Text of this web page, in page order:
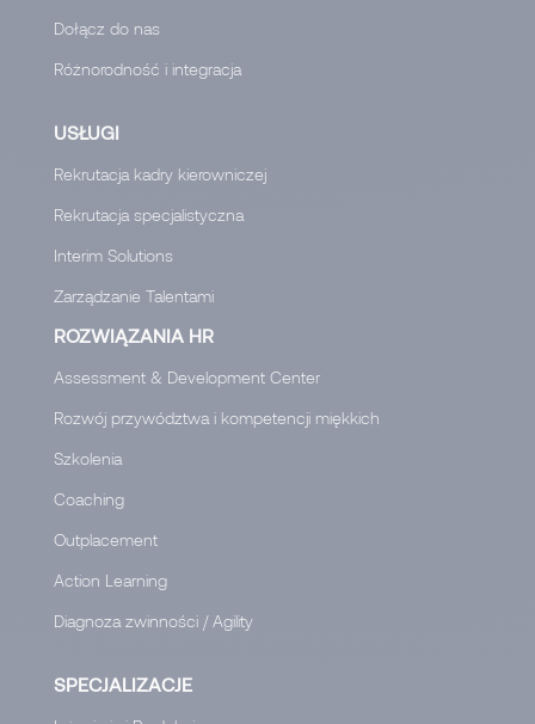
Dołącz do nas
Różnorodność i integracja
USŁUGI
Rekrutacja kadry kierowniczej
Rekrutacja specjalistyczna
Interim Solutions
Zarządzanie Talentami
ROZWIĄZANIA HR
Assessment & Development Center
Rozwój przywództwa i kompetencji miękkich
Szkolenia
Coaching
Outplacement
Action Learning
Diagnoza zwinności / Agility
SPECJALIZACJE